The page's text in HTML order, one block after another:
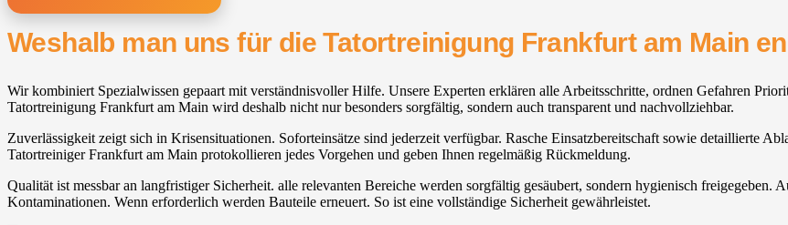
Weshalb man uns für die Tatortreinigung Frankfurt am Main
Wir kombiniert Spezialwissen gepaart mit verständnisvoller Hilfe. Unsere Experten erklären alle Arbeitsschritte, ordnen Gefahren
Tatortreinigung Frankfurt am Main wird deshalb nicht nur besonders sorgfältig, sondern auch transparent und nachvollziehbar.
Zuverlässigkeit zeigt sich in Krisensituationen. Soforteinsätze sind jederzeit verfügbar. Rasche Einsatzbereitschaft sowie detaillierte
Tatortreiniger Frankfurt am Main protokollieren jedes Vorgehen und geben Ihnen regelmäßig Rückmeldung.
Qualität ist messbar an langfristiger Sicherheit. alle relevanten Bereiche werden sorgfältig gesäubert, sondern hygienisch
Kontaminationen. Wenn erforderlich werden Bauteile erneuert. So ist eine vollständige Sicherheit gewährleistet.